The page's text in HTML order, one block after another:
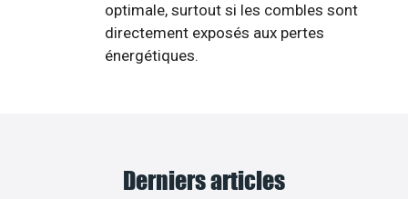
optimale, surtout si les combles sont
directement exposés aux pertes
énergétiques.
Derniers articles